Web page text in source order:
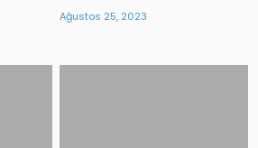
Ağustos 25, 2023